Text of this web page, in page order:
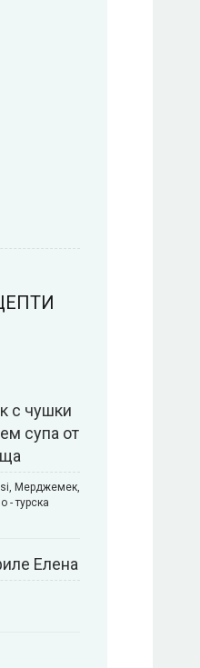
с чушки
супа от
Мерджемек,
- турска
Елена